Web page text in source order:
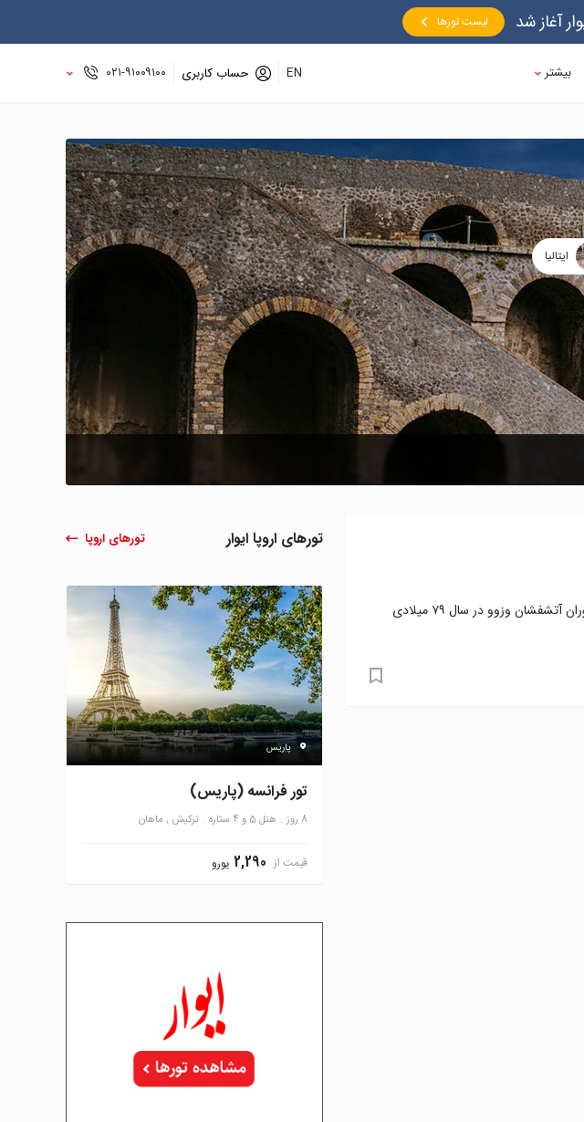
لیست تورها
بیشتر EN حساب کاربری ۰۲۱-۹۱۰۰۹۱۰۰
ایتالیا
پمپی یکی از مهم ترین شهرهای باستانی در ایتالیا است که در اثر فوران آتشفشان وزوو در سال ۷۹ میلادی
تورهای اروپا ایوار تورهای اروپا
پاریس
تور فرانسه (پاریس)
8 روز هتل 5 و 4 ستاره ترکیش , ماهان
قیمت از 2,290 یورو